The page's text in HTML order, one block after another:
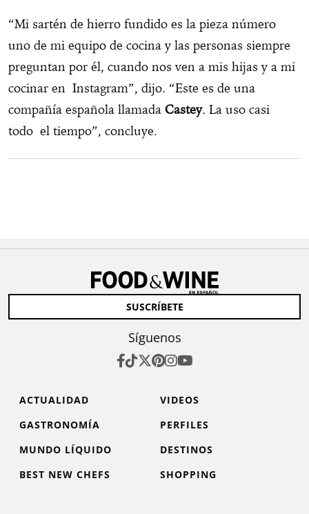
“Mi sartén de hierro fundido es la pieza número
uno de mi equipo de cocina y las personas siempre
preguntan por él, cuando nos ven a mis hijas y a mi
cocinar en Instagram”, dijo. “Este es de una
compañía española llamada Castey. La uso casi
todo el tiempo”, concluye.
SUSCRÍBETE
Síguenos
ACTUALIDAD
VIDEOS
GASTRONOMÍA
PERFILES
MUNDO LÍQUIDO
DESTINOS
BEST NEW CHEFS
SHOPPING